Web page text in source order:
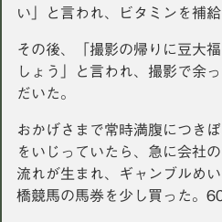
い」と言われ、ビタミンを補給
その後、「撮影の帰りに豆大
しょう」と言われ、撮影で余
だいた。
おかげさまで常時満腹につき
をいじっていたら、急に会社
流れが生まれ、ギャンブルめ
橋競馬の馬券を少し買った。